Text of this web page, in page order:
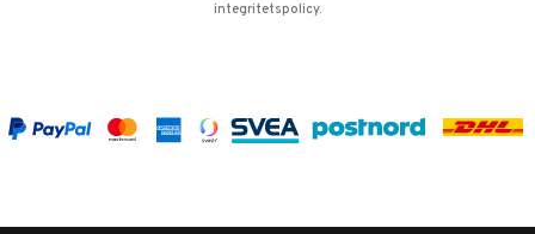
integritetspolicy.